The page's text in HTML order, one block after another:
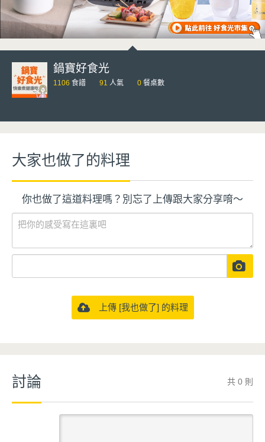
鍋寶好食光
1106 食譜 91 人氣 0 餐桌數
大家也做了的料理
你也做了這道料理嗎？別忘了上傳跟大家分享唷～
上傳 [我也做了] 的料理
討論 共 0 則